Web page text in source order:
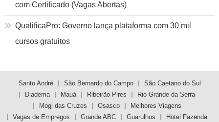
com Certificado (Vagas Abertas)
QualificaPro: Governo lança plataforma com 30 mil
cursos gratuitos
Santo André São Bernardo do Campo
São Caetano do Sul
Diadema
Mauá Ribeirão Pires
Rio Grande da Serra
Mogi das Cruzes
Osasco
Melhores Viagens
Vagas de Empregos
Grande ABC Guarulhos Hotel Fazenda